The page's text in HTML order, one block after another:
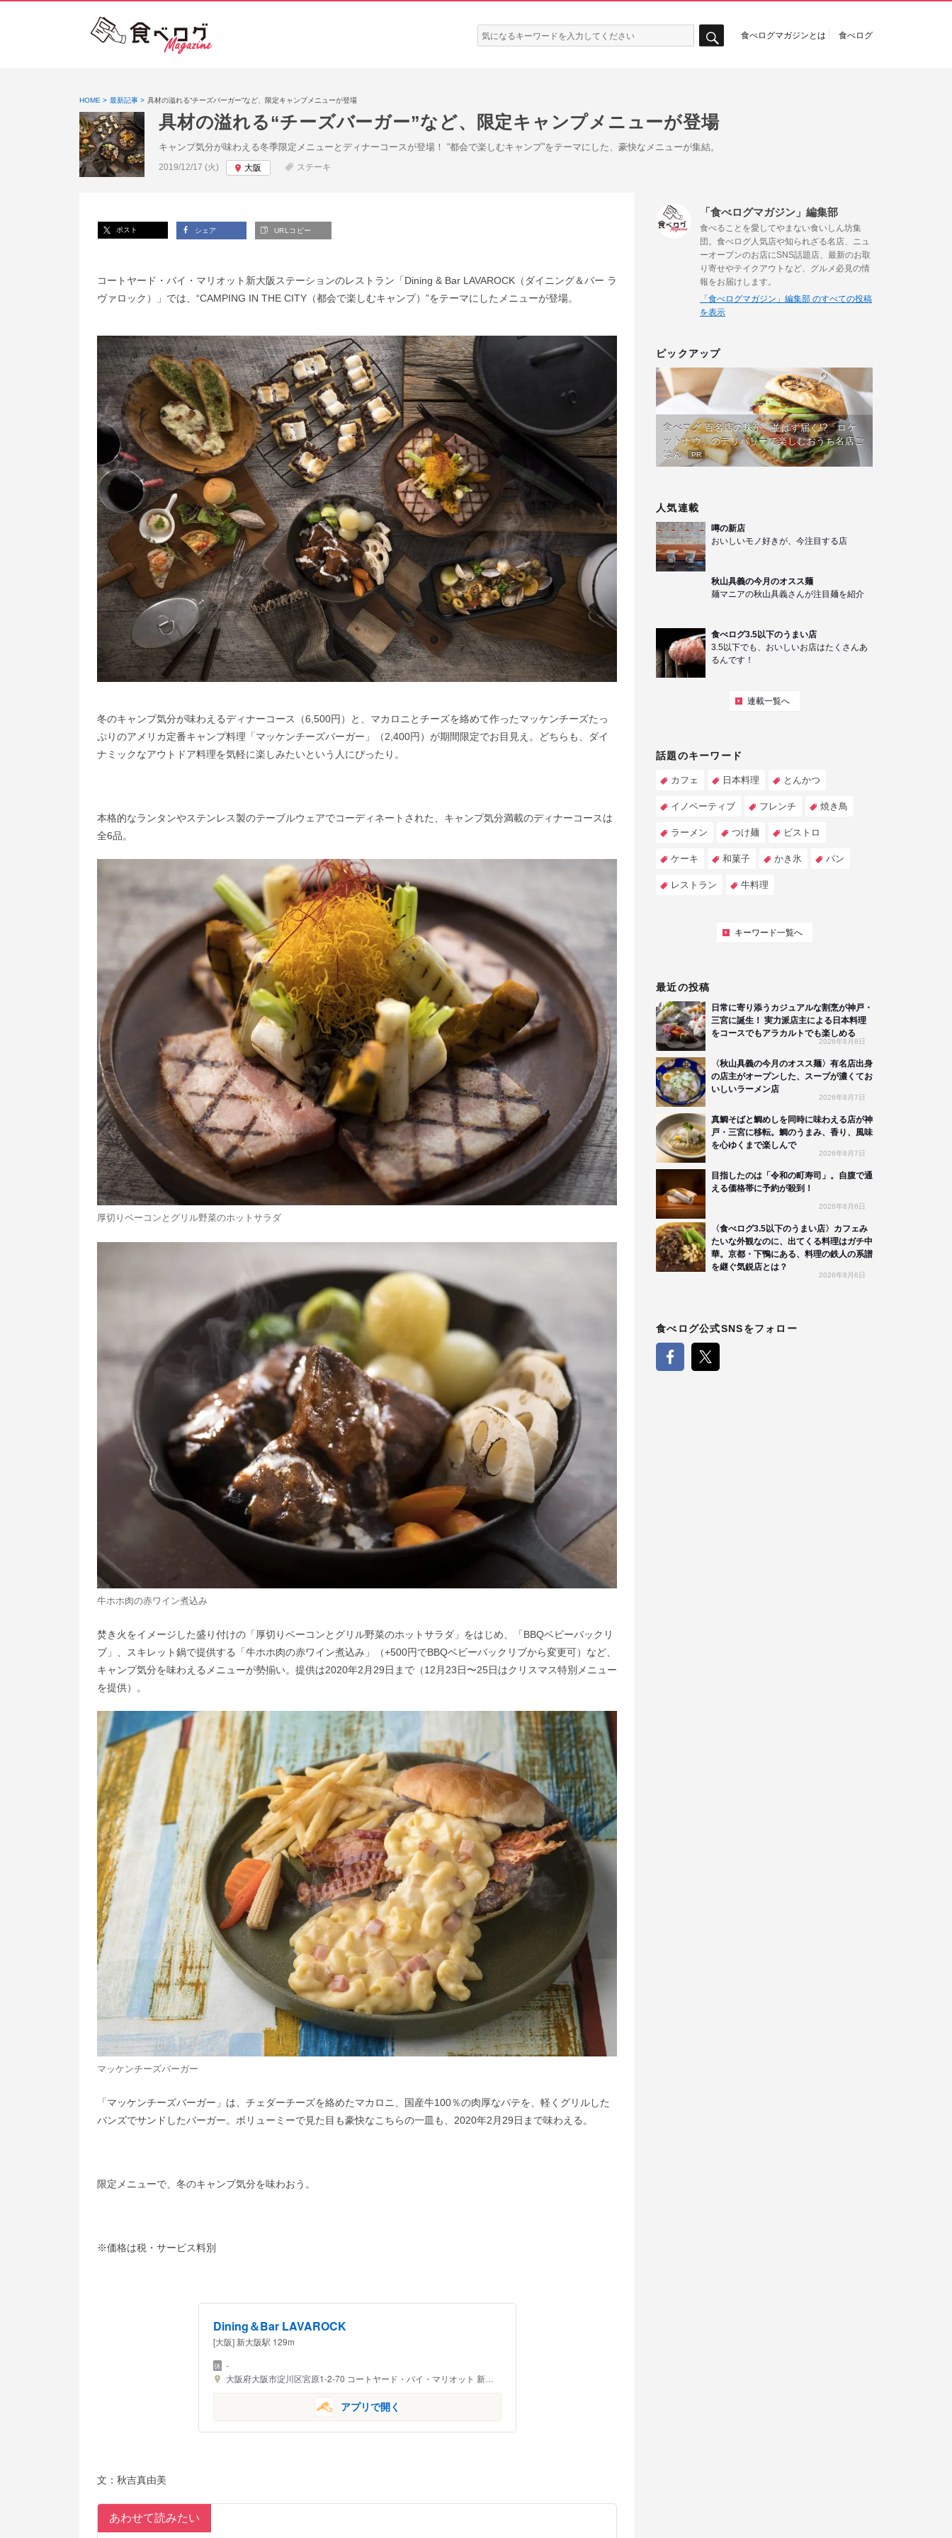
検
索:
食べログマガジンとは 食べログ
HOME 最新記事 具材の溢れる“チーズバーガー”など、限定キャンプメニューが登場
具材の溢れる“チーズバーガー”など、限定キャンプメニューが登場
キャンプ気分が味わえる冬季限定メニューとディナーコースが登場！ “都会で楽しむキャンプ”をテーマにした、豪快なメニューが集結。
投稿日:
2019/12/17 (火) 大阪 ステーキ
ポスト シェア URLコピー
コートヤード・バイ・マリオット新大阪ステーションのレストラン「Dining & Bar LAVAROCK（ダイニング＆バー ラ
ヴァロック）」では、“CAMPING IN THE CITY（都会で楽しむキャンプ）”をテーマにしたメニューが登場。
冬のキャンプ気分が味わえるディナーコース（6,500円）と、マカロニとチーズを絡めて作ったマッケンチーズたっ
ぷりのアメリカ定番キャンプ料理「マッケンチーズバーガー」（2,400円）が期間限定でお目見え。どちらも、ダイ
ナミックなアウトドア料理を気軽に楽しみたいという人にぴったり。
本格的なランタンやステンレス製のテーブルウェアでコーディネートされた、キャンプ気分満載のディナーコースは
全6品。
厚切りベーコンとグリル野菜のホットサラダ
牛ホホ肉の赤ワイン煮込み
焚き火をイメージした盛り付けの「厚切りベーコンとグリル野菜のホットサラダ」をはじめ、「BBQベビーバックリ
ブ」、スキレット鍋で提供する「牛ホホ肉の赤ワイン煮込み」（+500円でBBQベビーバックリブから変更可）など、
キャンプ気分を味わえるメニューが勢揃い。提供は2020年2月29日まで（12月23日〜25日はクリスマス特別メニュー
を提供）。
マッケンチーズバーガー
「マッケンチーズバーガー」は、チェダーチーズを絡めたマカロニ、国産牛100％の肉厚なパテを、軽くグリルした
バンズでサンドしたバーガー。ボリューミーで見た目も豪快なこちらの一皿も、2020年2月29日まで味わえる。
限定メニューで、冬のキャンプ気分を味わおう。
※価格は税・サービス料別
Dining＆Bar LAVAROCK
[大阪] 新大阪駅 129m
-
大阪府大阪市淀川区宮原1-2-70 コートヤード・バイ・マリオット 新大阪ステーション 3F
アプリで開く
文：秋吉真由美
あわせて読みたい
「食べログマガジン」編集部
食べることを愛してやまない食いしん坊集
団。食べログ人気店や知られざる名店、ニュ
ーオープンのお店にSNS話題店、最新のお取
り寄せやテイクアウトなど、グルメ必見の情
報をお届けします。
「食べログマガジン」編集部 のすべての投稿
を表示
ピックアップ
食べログ 百名店の味が、並ばず届く!?「ロケ
ットナウ」のデリバリーで楽しむおうち名店ご
はん
PR
人気連載
噂の新店
おいしいモノ好きが、今注目する店
秋山具義の今月のオスス麺
麺マニアの秋山具義さんが注目麺を紹介
食べログ3.5以下のうまい店
3.5以下でも、おいしいお店はたくさんあ
るんです！
連載一覧へ
話題のキーワード
カフェ 日本料理 とんかつ
イノベーティブ フレンチ 焼き鳥
ラーメン つけ麺 ビストロ
ケーキ 和菓子 かき氷 パン
レストラン 牛料理
キーワード一覧へ
最近の投稿
日常に寄り添うカジュアルな割烹が神戸・
三宮に誕生！ 実力派店主による日本料理
をコースでもアラカルトでも楽しめる
2026年8月8日
〈秋山具義の今月のオスス麺〉有名店出身
の店主がオープンした、スープが濃くてお
いしいラーメン店
2026年8月7日
真鯛そばと鯛めしを同時に味わえる店が神
戸・三宮に移転。鯛のうまみ、香り、風味
を心ゆくまで楽しんで
2026年8月7日
目指したのは「令和の町寿司」。自腹で通
える価格帯に予約が殺到！
2026年8月6日
〈食べログ3.5以下のうまい店〉カフェみ
たいな外観なのに、出てくる料理はガチ中
華。京都・下鴨にある、料理の鉄人の系譜
を継ぐ気鋭店とは？
2026年8月6日
食べログ公式SNSをフォロー